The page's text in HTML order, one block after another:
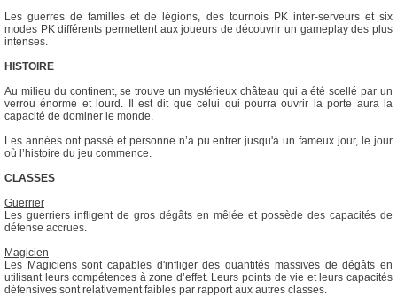
Les guerres de familles et de légions, des tournois PK inter-serveurs et six
modes PK différents permettent aux joueurs de découvrir un gameplay des plus
intenses.
HISTOIRE
Au milieu du continent, se trouve un mystérieux château qui a été scellé par un
verrou énorme et lourd. Il est dit que celui qui pourra ouvrir la porte aura la
capacité de dominer le monde.
Les années ont passé et personne n’a pu entrer jusqu'à un fameux jour, le jour
où l’histoire du jeu commence.
CLASSES
Guerrier
Les guerriers infligent de gros dégâts en mêlée et possède des capacités de
défense accrues.
Magicien
Les Magiciens sont capables d'infliger des quantités massives de dégâts en
utilisant leurs compétences à zone d’effet. Leurs points de vie et leurs capacités
défensives sont relativement faibles par rapport aux autres classes.